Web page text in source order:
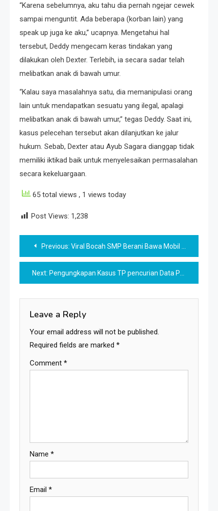
“Karena sebelumnya, aku tahu dia pernah ngejar cewek
sampai menguntit. Ada beberapa (korban lain) yang
speak up juga ke aku,” ucapnya. Mengetahui hal
tersebut, Deddy mengecam keras tindakan yang
dilakukan oleh Dexter. Terlebih, ia secara sadar telah
melibatkan anak di bawah umur.
“Kalau saya masalahnya satu, dia memanipulasi orang
lain untuk mendapatkan sesuatu yang ilegal, apalagi
melibatkan anak di bawah umur,” tegas Deddy. Saat ini,
kasus pelecehan tersebut akan dilanjutkan ke jalur
hukum. Sebab, Dexter atau Ayub Sagara dianggap tidak
memiliki iktikad baik untuk menyelesaikan permasalahan
secara kekeluargaan.
65 total views , 1 views today
Post Views: 1,238
Post
navigation
Previous: Viral Bocah SMP Berani Bawa Mobil Bareng Pacarnya, Youtuber?
Next: Pengungkapan Kasus TP pencurian Data Pribadi untuk Registrasi Kartu Perdana Seluler
Leave a Reply
Your email address will not be published.
Required fields are marked *
Comment *
Name *
Email *